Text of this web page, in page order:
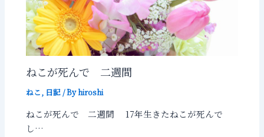
ねこが死んで 二週間
ねこ, 日記/ Byhiroshi
ねこが死んで 二週間 17年生きたねこが死んで
し…